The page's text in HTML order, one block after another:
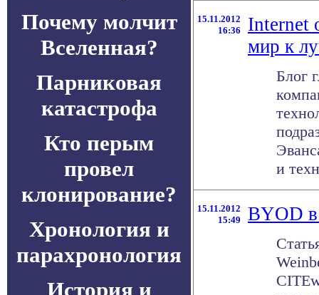
Почему молчит
Вселенная?
Парниковая
катастрофа
Кто перым
провел
клонирование?
Хронология и
парахронология
История и
15.11.2012
16:36
Internet
мир к
Блог
и
15.11.2012
15:49
BYOD